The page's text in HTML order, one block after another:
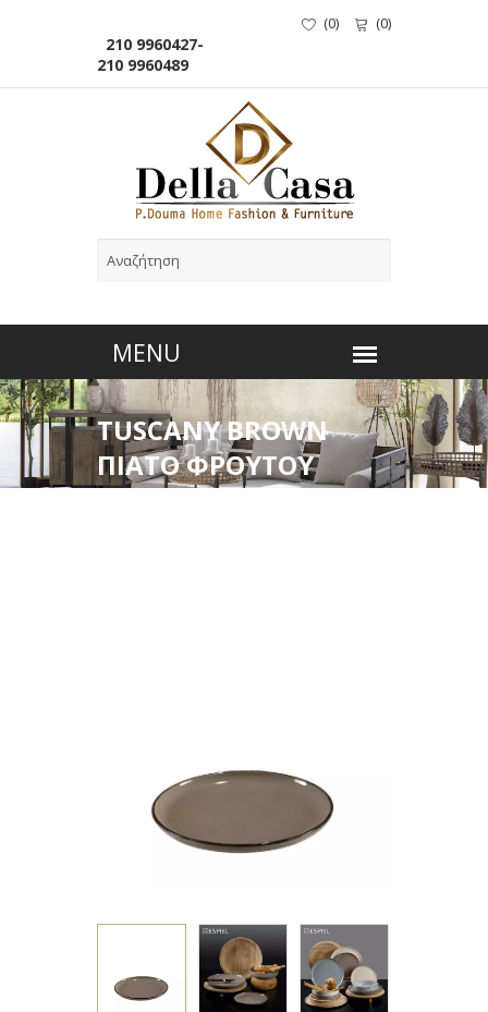
210 9960427-
210 9960489
(0) (0)
TUSCANY BROWN
ΠΙΑΤΟ ΦΡΟΥΤΟΥ
22X2CM